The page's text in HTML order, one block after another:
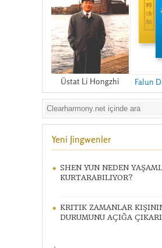
Üstat Li Hongzhi Falun
Yeni Jingwenler
SHEN YUN NEDEN
KURTARABILIYOR?
KRITIK ZAMANLAR
DURUMUNU AÇIĞA